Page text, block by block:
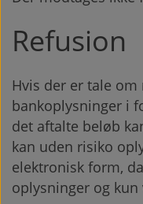
Refusion
Hvis der er tale
bankoplysninger i
det aftalte beløb
kan uden risiko
elektronisk form,
oplysninger og